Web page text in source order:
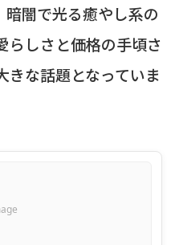
闇で光る癒やし系の
らしさと価格の手頃さ
きな話題となっていま